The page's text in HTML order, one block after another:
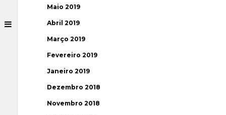
Maio 2019
Abril 2019
Março 2019
Fevereiro 2019
Janeiro 2019
Dezembro 2018
Novembro 2018